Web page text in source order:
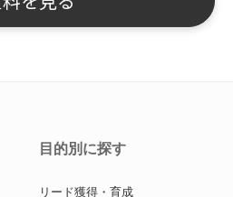
目的別に探す
リード獲得・育成